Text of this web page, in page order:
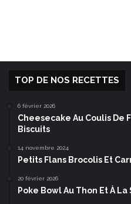
TOP DE NOS RECETTES
6 février 2026
Cheesecake Au Coulis De
Biscuits
14 novembre 2024
Petits Flans Brocolis Et
20 février 2026
Poke Bowl Au Thon Et À